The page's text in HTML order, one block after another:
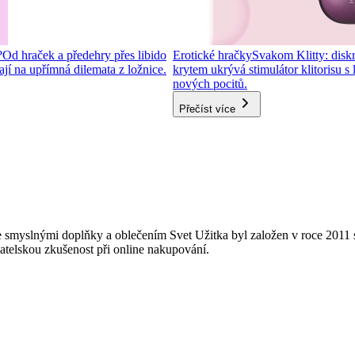
Od hraček a předehry přes libido
na upřímná dilemata z ložnice.
Erotické hračkySvakom Klitty:
krytem ukrývá stimulátor klitorisu s
nových pocitů.
Přečíst více
smyslnými doplňky a oblečením Svet Užitka byl založen v roce
zkušenost při online nakupování.